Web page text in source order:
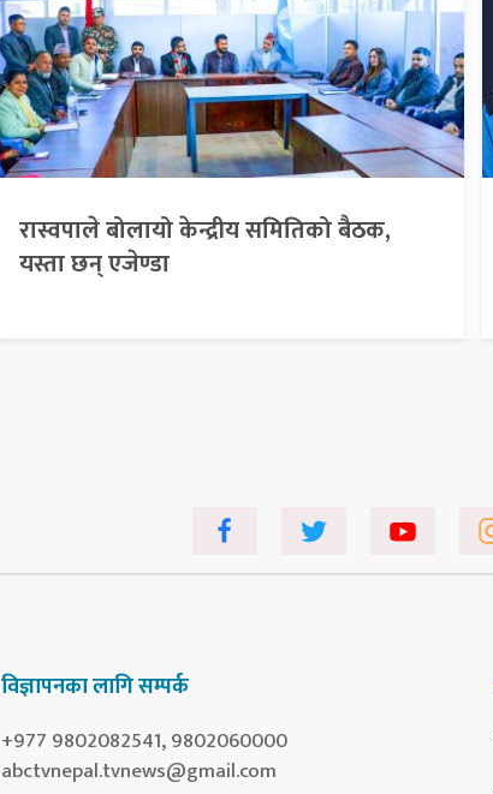
रास्वपाले बोलायो केन्द्रीय समितिको बैठक,
यस्ता छन् एजेण्डा
विज्ञापनका लागि सम्पर्क
+977 9802082541, 9802060000
abctvnepal.tvnews@gmail.com